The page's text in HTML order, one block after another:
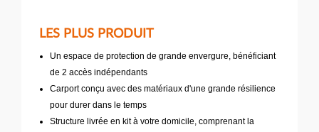
LES PLUS PRODUIT
Un espace de protection de grande envergure, bénéficiant
de 2 accès indépendants
Carport conçu avec des matériaux d'une grande résilience
pour durer dans le temps
Structure livrée en kit à votre domicile, comprenant la